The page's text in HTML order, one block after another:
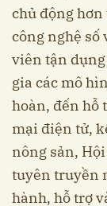
chủ động
công nghệ số
viên tận
gia các mô
hoàn, đến hỗ
mại điện tử,
nông sản,
tuyên truyền
hành, hỗ trợ